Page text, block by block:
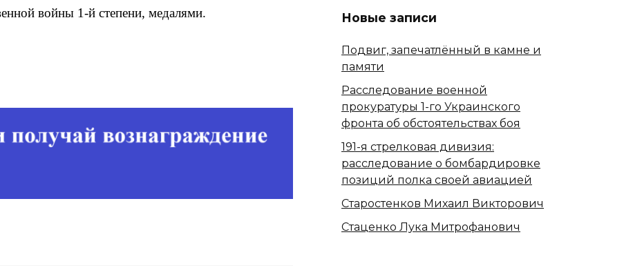
войны 1-й степени, медалями.
Новые записи
Подвиг, запечатлённый в камне и
памяти
Расследование военной
прокуратуры 1-го Украинского
фронта об обстоятельствах боя
191-я стрелковая дивизия:
расследование о бомбардировке
позиций полка своей авиацией
Старостенков Михаил Викторович
Стаценко Лука Митрофанович